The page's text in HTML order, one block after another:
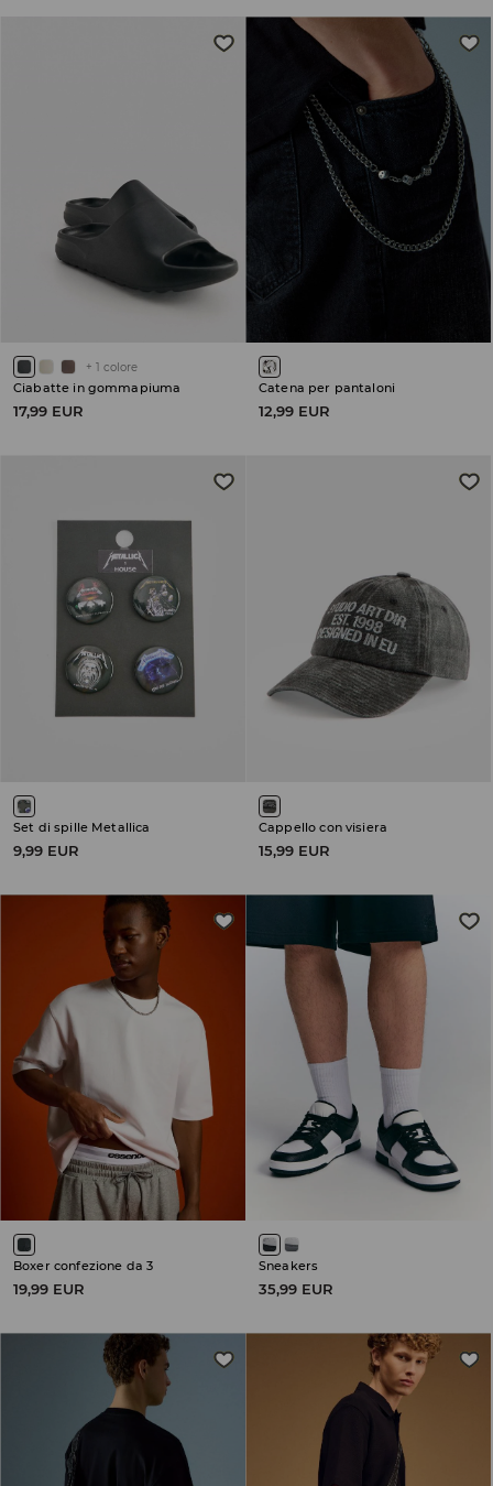
+ 1 colore
Ciabatte in gommapiuma
17,99 EUR
Catena per pantaloni
12,99 EUR
Set di spille Metallica
9,99 EUR
Cappello con visiera
15,99 EUR
Boxer confezione da 3
19,99 EUR
Sneakers
35,99 EUR